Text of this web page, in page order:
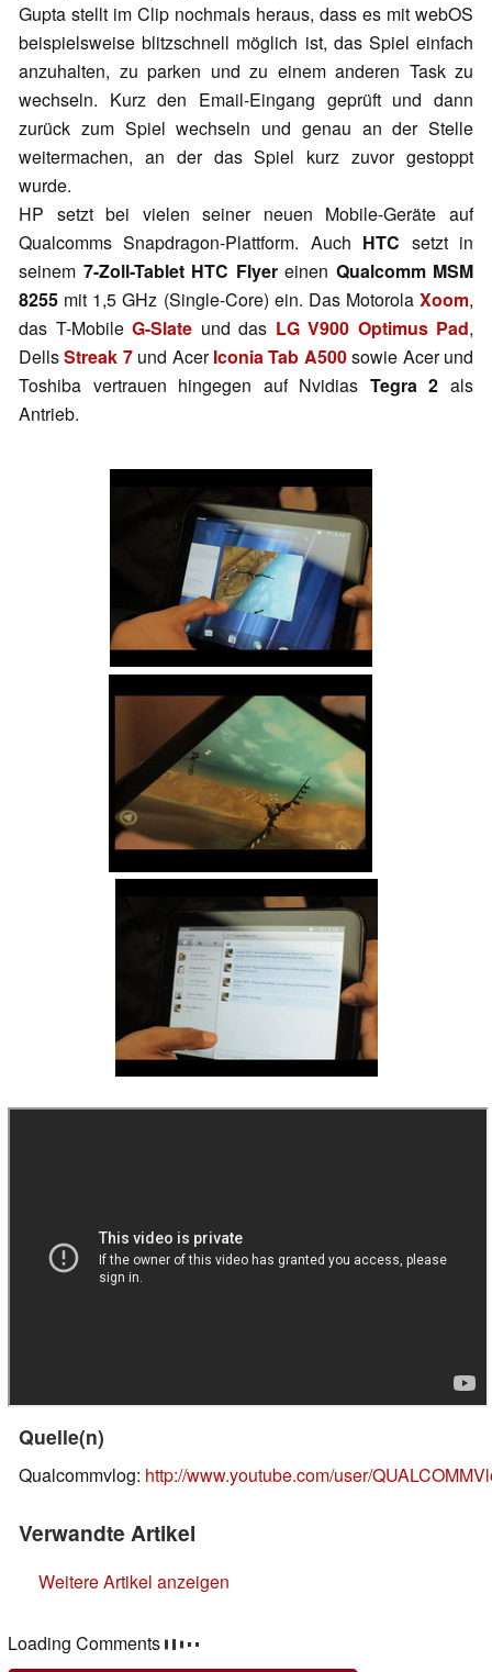
Gupta stellt im Clip nochmals heraus, dass es mit webOS
beispielsweise blitzschnell möglich ist, das Spiel einfach
anzuhalten, zu parken und zu einem anderen Task zu
wechseln. Kurz den Email-Eingang geprüft und dann
zurück zum Spiel wechseln und genau an der Stelle
weitermachen, an der das Spiel kurz zuvor gestoppt
wurde.
HP setzt bei vielen seiner neuen Mobile-Geräte auf
Qualcomms Snapdragon-Plattform. Auch HTC setzt in
seinem 7-Zoll-Tablet HTC Flyereinen Qualcomm MSM
8255 mit 1,5 GHz (Single-Core) ein. Das Motorola Xoom,
das T-Mobile G-Slate und das LG V900 Optimus Pad,
DellsStreak 7und AcerIconia Tab A500sowie Acer und
Toshiba vertrauen hingegen auf Nvidias Tegra 2 als
Antrieb.
Quelle(n)
Qualcommvlog: http://www.youtube.com/user/
Verwandte Artikel
Weitere Artikel anzeigen
Loading Comments